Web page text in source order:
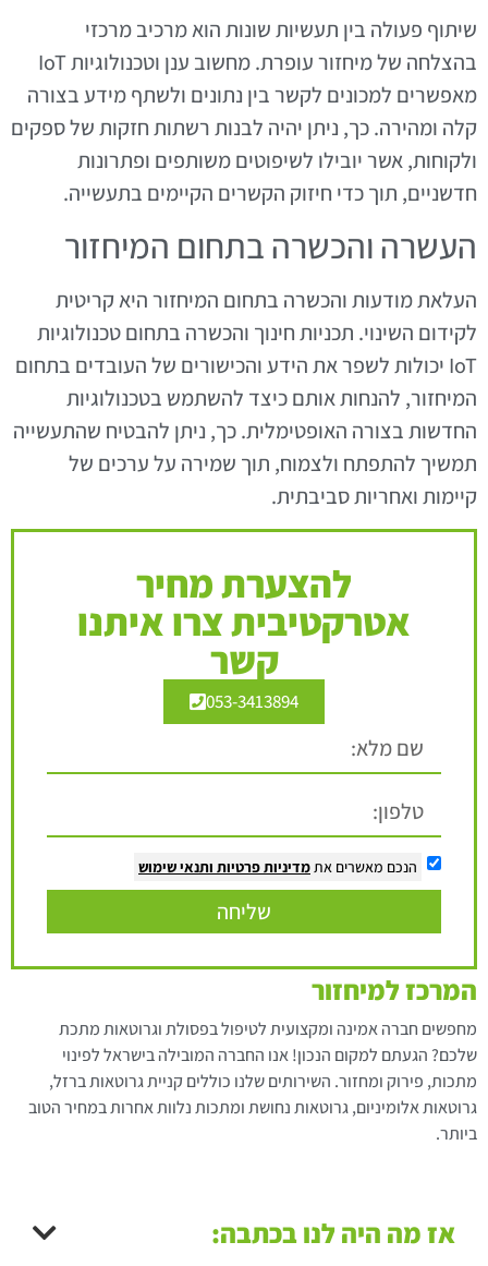
שיתוף פעולה בין תעשיות שונות הוא מרכיב מרכזי
בהצלחה של מיחזור עופרת. מחשוב ענן וטכנולוגיות IoT
מאפשרים למכונים לקשר בין נתונים ולשתף מידע בצורה
קלה ומהירה. כך, ניתן יהיה לבנות רשתות חזקות של ספקים
ולקוחות, אשר יובילו לשיפוטים משותפים ופתרונות
חדשניים, תוך כדי חיזוק הקשרים הקיימים בתעשייה.
העשרה והכשרה בתחום המיחזור
העלאת מודעות והכשרה בתחום המיחזור היא קריטית
לקידום השינוי. תכניות חינוך והכשרה בתחום טכנולוגיות
IoT יכולות לשפר את הידע והכישורים של העובדים בתחום
המיחזור, להנחות אותם כיצד להשתמש בטכנולוגיות
החדשות בצורה האופטימלית. כך, ניתן להבטיח שהתעשייה
תמשיך להתפתח ולצמוח, תוך שמירה על ערכים של
קיימות ואחריות סביבתית.
להצערת מחיר
אטרקטיבית צרו איתנו
קשר
053-3413894
הנכם מאשרים אתמדיניות פרטיות ותנאי שימוש
שליחה
המרכז למיחזור
מחפשים חברה אמינה ומקצועית לטיפול בפסולת וגרוטאות מתכת
שלכם? הגעתם למקום הנכון! אנו החברה המובילה בישראל לפינוי
מתכות, פירוק ומחזור. השירותים שלנו כוללים קניית גרוטאות ברזל,
גרוטאות אלומיניום, גרוטאות נחושת ומתכות נלוות אחרות במחיר הטוב
ביותר.
אז מה היה לנו בכתבה: